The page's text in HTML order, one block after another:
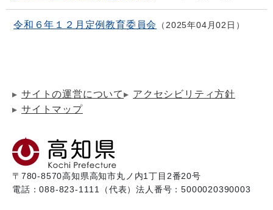
令和６年１２月定例教育委員会 2025年04月02日
サイトの運営について
アクセシビリティ方針
サイトマップ
〒780-8570高知県高知市丸ノ内1丁目2番20号
電話：088-823-1111（代表）法人番号：5000020390003